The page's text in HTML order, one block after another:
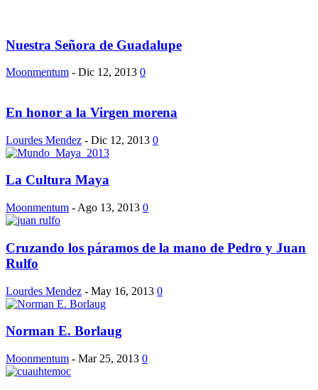
Nuestra Señora de Guadalupe
Moonmentum - Dic 12, 2013 0
En honor a la Virgen morena
Lourdes Mendez - Dic 12, 2013 0
La Cultura Maya
Moonmentum - Ago 13, 2013 0
Cruzando los páramos de la mano de Pedro y Juan
Rulfo
Lourdes Mendez - May 16, 2013 0
Norman E. Borlaug
Moonmentum - Mar 25, 2013 0